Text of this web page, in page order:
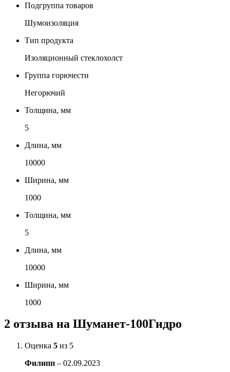
Подгруппа товаров
Шумоизоляция
Тип продукта
Изоляционный стеклохолст
Группа горючести
Негорючий
Толщина, мм
5
Длина, мм
10000
Ширина, мм
1000
Толщина, мм
5
Длина, мм
10000
Ширина, мм
1000
2 отзыва на Шуманет-100Гидро
Оценка 5 из 5
Филипп – 02.09.2023